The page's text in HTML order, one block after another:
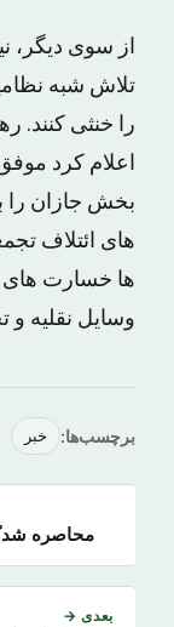
از سوی دیگر،
تلاش شبه
را خنثی کنند.
اعلام کرد
بخش جازان را
های ائتلاف
ها خسارت های
وسایل نقلیه و
برچسب‌ها: خبر
محاصره
بعدی →